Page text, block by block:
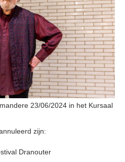
23/06/2024 in het Kursaal
zijn:
Dranouter